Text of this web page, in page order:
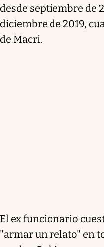
desde septiembre de
diciembre de 2019,
de Macri.
El ex funcionario
"armar un relato" en